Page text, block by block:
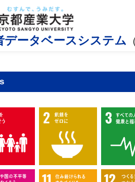
データベースシステム